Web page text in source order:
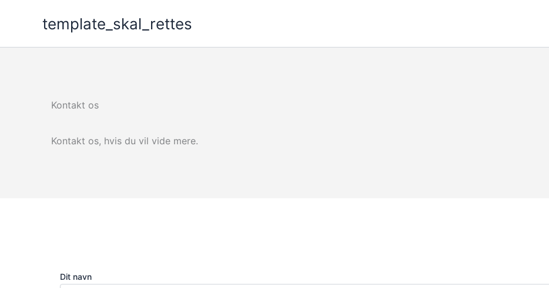
template_skal_rettes
Kontakt os
Kontakt os, hvis du vil vide mere.
Dit navn